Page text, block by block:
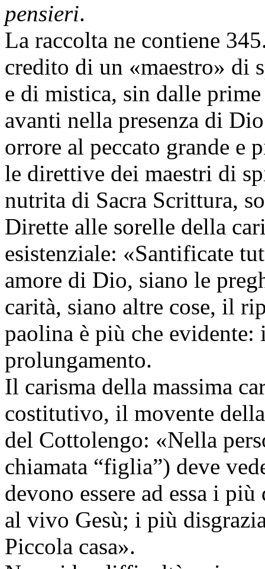
pensieri.
La raccolta ne contiene
credito di un «maestro» di
e di mistica, sin dalle
avanti nella presenza di
orrore al peccato grande e
le direttive dei maestri di
nutrita di Sacra Scrittura,
Dirette alle sorelle della
esistenziale: «Santificate
amore di Dio, siano le
carità, siano altre cose, il
paolina è più che
prolungamento.
Il carisma della massima
costitutivo, il movente
del Cottolengo: «Nella
chiamata “figlia”) deve
devono essere ad essa i
al vivo Gesù; i più
Piccola casa».